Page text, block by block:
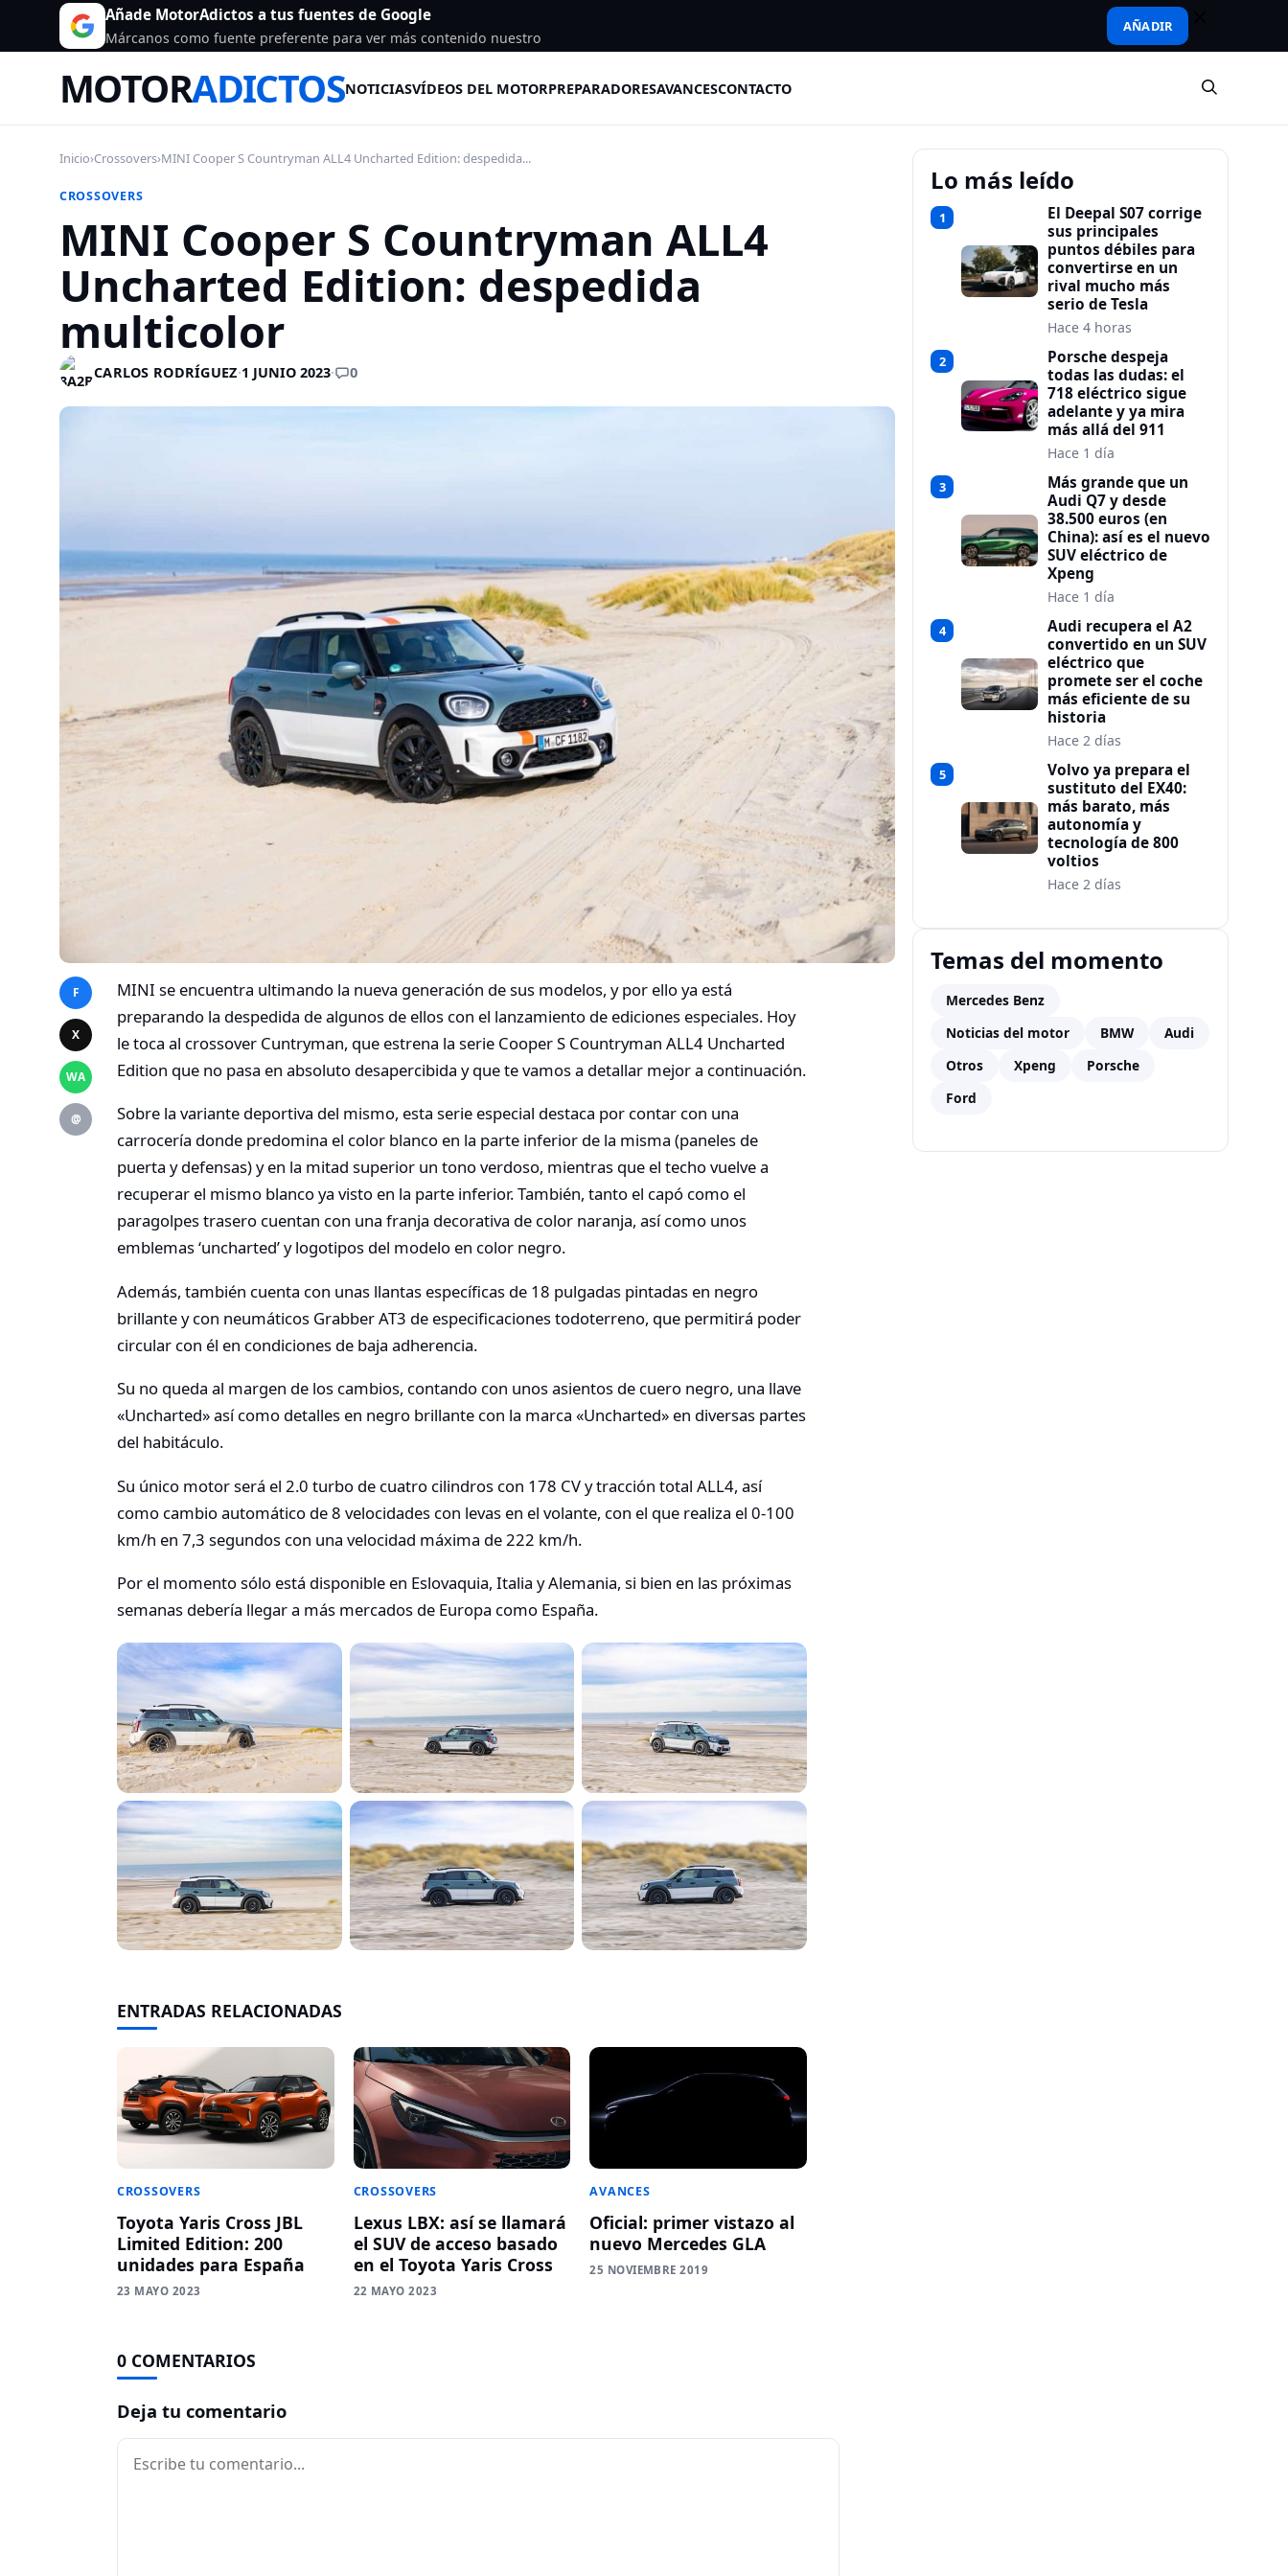
Añade MotorAdictos a tus fuentes de Google
Márcanos como fuente preferente para ver más contenido nuestro
AÑADIR
MOTORADICTOSNOTICIASVÍDEOS DEL MOTORPREPARADORESAVANCESCONTACTO
Inicio›Crossovers›MINI Cooper S Countryman ALL4 Uncharted Edition: despedida...
CROSSOVERS
MINI Cooper S Countryman ALL4
Uncharted Edition: despedida
multicolor
CARLOS RODRÍGUEZ·1 JUNIO 2023· 0
F
X
WA
@
MINI se encuentra ultimando la nueva generación de sus modelos, y por ello ya está
preparando la despedida de algunos de ellos con el lanzamiento de ediciones especiales. Hoy
le toca al crossover Cuntryman, que estrena la serie Cooper S Countryman ALL4 Uncharted
Edition que no pasa en absoluto desapercibida y que te vamos a detallar mejor a continuación.
Sobre la variante deportiva del mismo, esta serie especial destaca por contar con una
carrocería donde predomina el color blanco en la parte inferior de la misma (paneles de
puerta y defensas) y en la mitad superior un tono verdoso, mientras que el techo vuelve a
recuperar el mismo blanco ya visto en la parte inferior. También, tanto el capó como el
paragolpes trasero cuentan con una franja decorativa de color naranja, así como unos
emblemas ‘uncharted’ y logotipos del modelo en color negro.
Además, también cuenta con unas llantas específicas de 18 pulgadas pintadas en negro
brillante y con neumáticos Grabber AT3 de especificaciones todoterreno, que permitirá poder
circular con él en condiciones de baja adherencia.
Su no queda al margen de los cambios, contando con unos asientos de cuero negro, una llave
«Uncharted» así como detalles en negro brillante con la marca «Uncharted» en diversas partes
del habitáculo.
Su único motor será el 2.0 turbo de cuatro cilindros con 178 CV y tracción total ALL4, así
como cambio automático de 8 velocidades con levas en el volante, con el que realiza el 0-100
km/h en 7,3 segundos con una velocidad máxima de 222 km/h.
Por el momento sólo está disponible en Eslovaquia, Italia y Alemania, si bien en las próximas
semanas debería llegar a más mercados de Europa como España.
ENTRADAS RELACIONADAS
CROSSOVERS
Toyota Yaris Cross JBL
Limited Edition: 200
unidades para España
23 MAYO 2023
CROSSOVERS
Lexus LBX: así se llamará
el SUV de acceso basado
en el Toyota Yaris Cross
22 MAYO 2023
AVANCES
Oficial: primer vistazo al
nuevo Mercedes GLA
25 NOVIEMBRE 2019
0 COMENTARIOS
Deja tu comentario
Comentario
Lo más leído
1
El Deepal S07 corrige
sus principales
puntos débiles para
convertirse en un
rival mucho más
serio de Tesla
Hace 4 horas
2
Porsche despeja
todas las dudas: el
718 eléctrico sigue
adelante y ya mira
más allá del 911
Hace 1 día
3
Más grande que un
Audi Q7 y desde
38.500 euros (en
China): así es el nuevo
SUV eléctrico de
Xpeng
Hace 1 día
4
Audi recupera el A2
convertido en un SUV
eléctrico que
promete ser el coche
más eficiente de su
historia
Hace 2 días
5
Volvo ya prepara el
sustituto del EX40:
más barato, más
autonomía y
tecnología de 800
voltios
Hace 2 días
Temas del momento
Mercedes Benz
Noticias del motor
BMW
Audi
Otros
Xpeng
Porsche
Ford